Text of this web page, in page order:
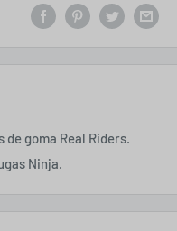
goma Real Riders.
Ninja.